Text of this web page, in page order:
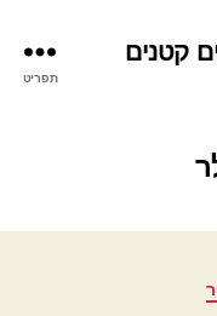
קטנים
תפריט